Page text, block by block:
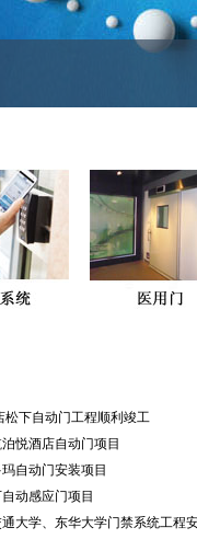
松下自动门工程顺利竣工
悦酒店自动门项目
自动门安装项目
动感应门项目
大学、东华大学门禁系统工程